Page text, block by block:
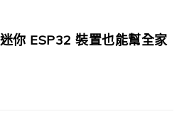
你 ESP32 裝置也能幫全家